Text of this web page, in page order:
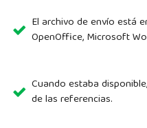
El archivo de envío está
OpenOffice, Microsoft
Cuando estaba
de las referencias.